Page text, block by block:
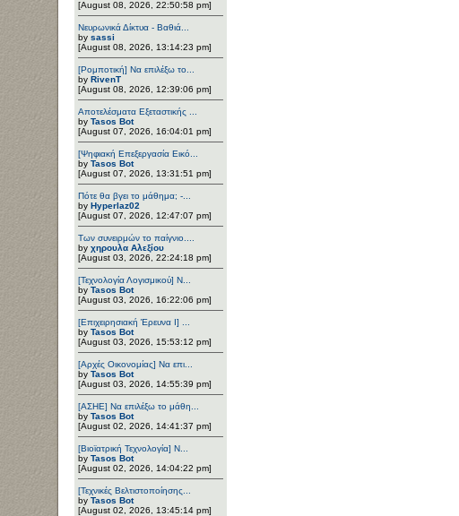
[August 08, 2026, 22:50:58 pm]
Νευρωνικά Δίκτυα - Βαθιά...
by sassi
[August 08, 2026, 13:14:23 pm]
[Ρομποτική] Να επιλέξω το...
by RivenT
[August 08, 2026, 12:39:06 pm]
Αποτελέσματα Εξεταστικής ...
by Tasos Bot
[August 07, 2026, 16:04:01 pm]
[Ψηφιακή Επεξεργασία Εικό...
by Tasos Bot
[August 07, 2026, 13:31:51 pm]
Πότε θα βγει το μάθημα; -...
by Hyperlaz02
[August 07, 2026, 12:47:07 pm]
Των συνειρμών το παίγνιο....
by χηρουλα Αλεξίου
[August 03, 2026, 22:24:18 pm]
[Τεχνολογία Λογισμικού] Ν...
by Tasos Bot
[August 03, 2026, 16:22:06 pm]
[Επιχειρησιακή Έρευνα Ι] ...
by Tasos Bot
[August 03, 2026, 15:53:12 pm]
[Αρχές Οικονομίας] Να επι...
by Tasos Bot
[August 03, 2026, 14:55:39 pm]
[ΑΣΗΕ] Να επιλέξω το μάθη...
by Tasos Bot
[August 02, 2026, 14:41:37 pm]
[Βιοϊατρική Τεχνολογία] Ν...
by Tasos Bot
[August 02, 2026, 14:04:22 pm]
[Τεχνικές Βελτιστοποίησης...
by Tasos Bot
[August 02, 2026, 13:45:14 pm]